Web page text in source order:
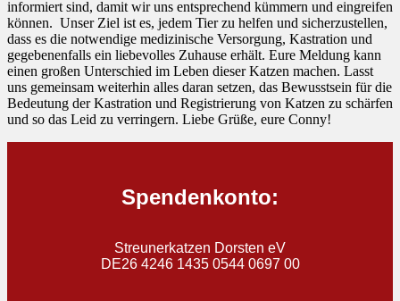
informiert sind, damit wir uns entsprechend kümmern und eingreifen
können. Unser Ziel ist es, jedem Tier zu helfen und sicherzustellen,
dass es die notwendige medizinische Versorgung, Kastration und
gegebenenfalls ein liebevolles Zuhause erhält. Eure Meldung kann
einen großen Unterschied im Leben dieser Katzen machen. Lasst
uns gemeinsam weiterhin alles daran setzen, das Bewusstsein für die
Bedeutung der Kastration und Registrierung von Katzen zu schärfen
und so das Leid zu verringern. Liebe Grüße, eure Conny!
Spendenkonto:
Streunerkatzen Dorsten eV
DE26 4246 1435 0544 0697 00